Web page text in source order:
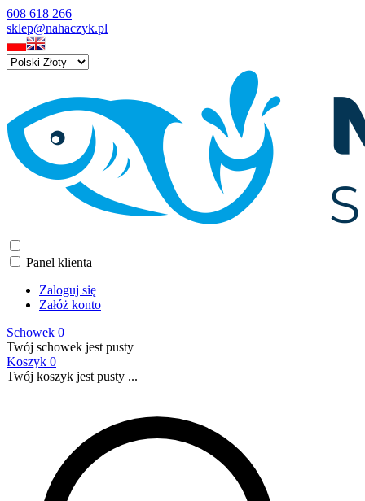
608 618 266
sklep@nahaczyk.pl
Panel klienta
Zaloguj się
Załóż konto
Schowek 0
Twój schowek jest pusty
Koszyk 0
Twój koszyk jest pusty ...